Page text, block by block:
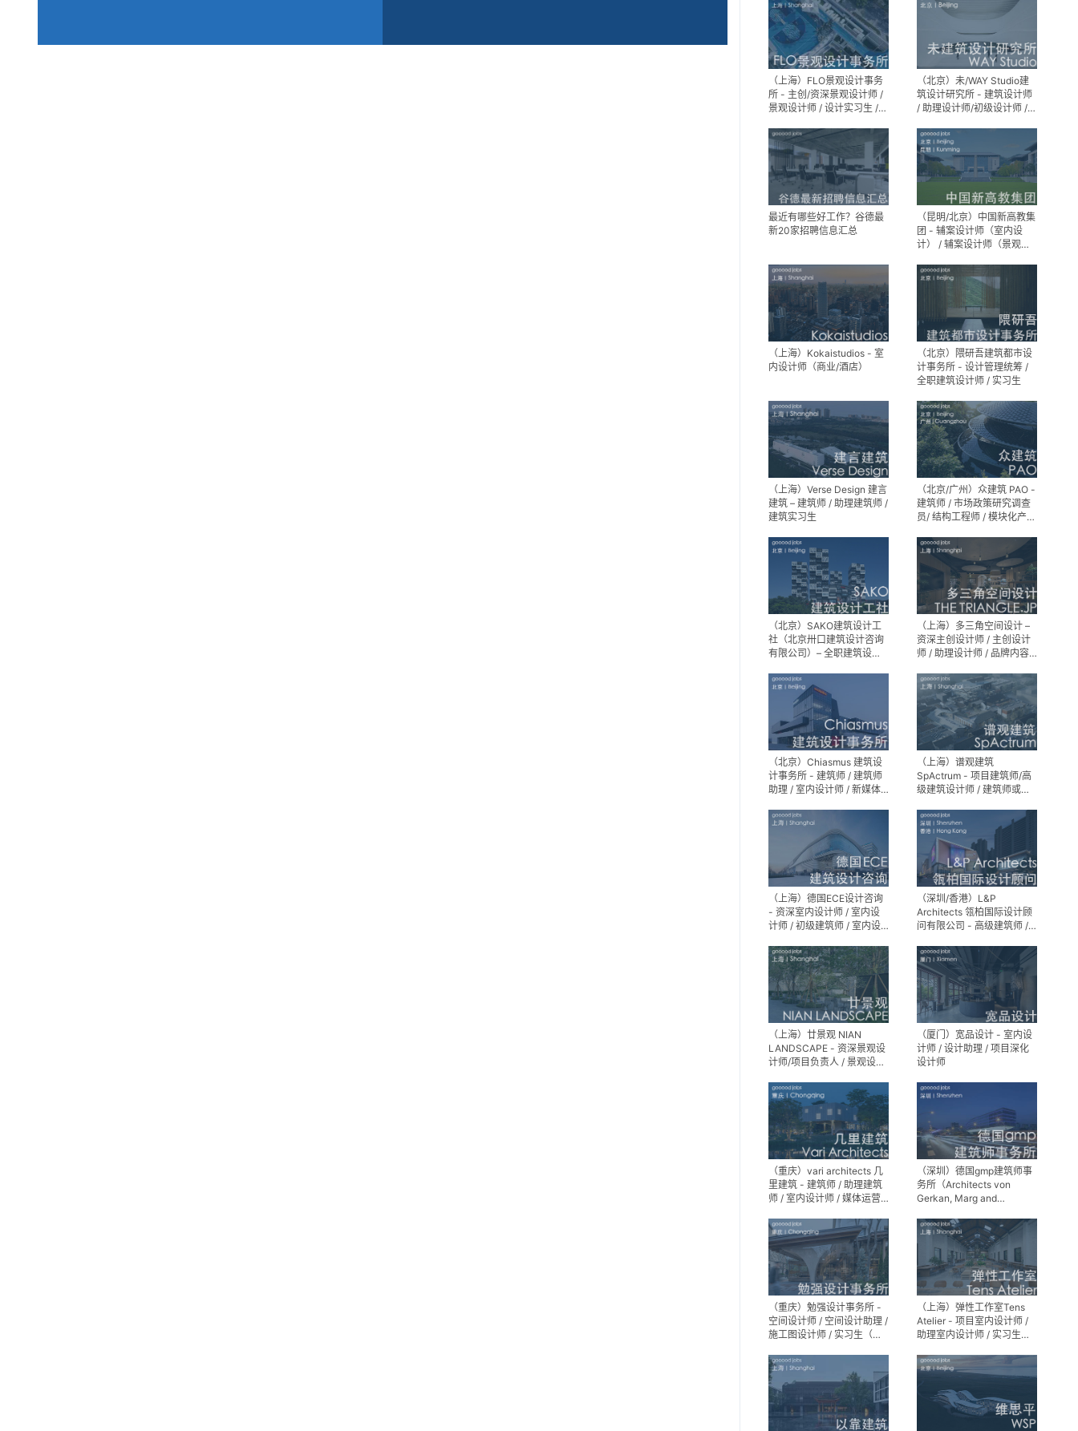
（上海）FLO景观设计事务
所 - 主创/资深景观设计师 /
景观设计师 / 设计实习生 /
设计师
（北京）未/WAY Studio建
筑设计研究所 - 建筑设计师
/ 助理设计师/初级设计师 /
助理
最近有哪些好工作？谷德最
新20家招聘信息汇总
（昆明/北京）中国新高教集
团 - 辅案设计师（室内设
计） / 辅案设计师（景观设
间组长 / 平面设计高级经理 /
展陈设计高级经理
（上海）Kokaistudios - 室
内设计师（商业/酒店）
（北京）隈研吾建筑都市设
计事务所 - 设计管理统筹 /
全职建筑设计师 / 实习生
（上海）Verse Design 建言
建筑 – 建筑师 / 助理建筑师 /
建筑实习生
（北京/广州）众建筑 PAO -
建筑师 / 市场政策研究调查
员/ 结构工程师 / 模块化产品
师 / 机电工程师 / 实习生
（北京）SAKO建筑设计工
社（北京卅口建筑设计咨询
有限公司）– 全职建筑设计
（上海）多三角空间设计 –
资深主创设计师 / 主创设计
师 / 助理设计师 / 品牌内容
（北京）Chiasmus 建筑设
计事务所 - 建筑师 / 建筑师
助理 / 室内设计师 / 新媒体
（上海）谱观建筑
SpActrum - 项目建筑师/高
级建筑设计师 / 建筑师或助
媒体助理 / 实习生（建筑设
计/媒体，长期有效）
（上海）德国ECE设计咨询
- 资深室内设计师 / 室内设
计师 / 初级建筑师 / 室内设
习生
（深圳/香港）L&P
Architects 瓴柏国际设计顾
问有限公司 - 高级建筑师 /
精装设计师
（上海）廿景观 NIAN
LANDSCAPE - 资深景观设
计师/项目负责人 / 景观设计
（厦门）宽品设计 - 室内设
计师 / 设计助理 / 项目深化
设计师
（重庆）vari architects 几
里建筑 - 建筑师 / 助理建筑
师 / 室内设计师 / 媒体运营
（深圳）德国gmp建筑师事
务所（Architects von
Gerkan, Marg and
（重庆）勉强设计事务所 -
空间设计师 / 空间设计助理 /
施工图设计师 / 实习生（长
（上海）弹性工作室Tens
Atelier - 项目室内设计师 /
助理室内设计师 / 实习生